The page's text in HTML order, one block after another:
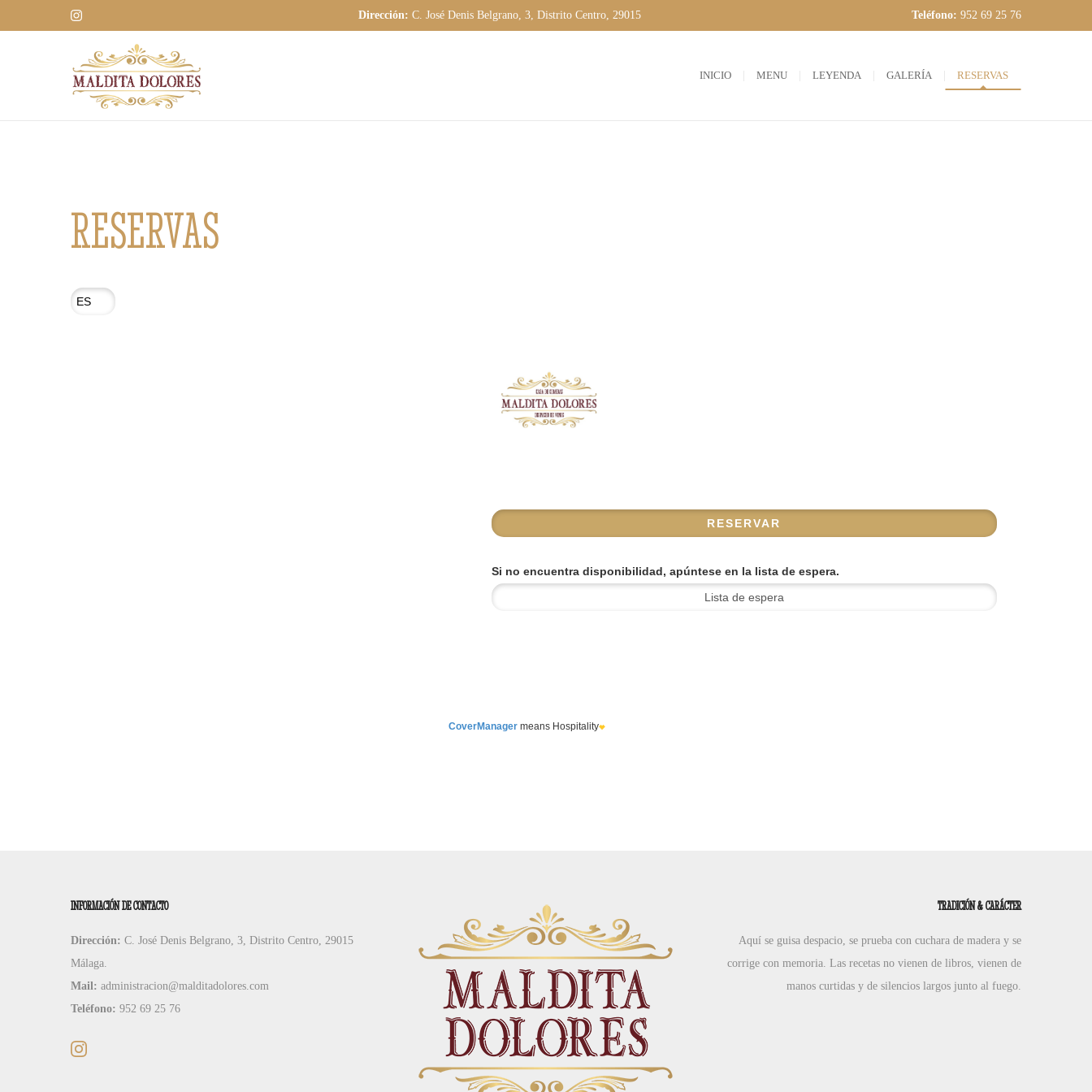
Dirección: C. José Denis Belgrano, 3, Distrito Centro, 29015 Teléfono: 952 69 25 76
INICIO MENU LEYENDA GALERÍA RESERVAS
RESERVAS
INFORMACIÓN DE CONTACTO
Dirección: C. José Denis Belgrano, 3, Distrito Centro, 29015
Málaga.
Mail: administracion@malditadolores.com
Teléfono: 952 69 25 76
TRADICIÓN & CARÁCTER
Aquí se guisa despacio, se prueba con cuchara de madera y se
corrige con memoria. Las recetas no vienen de libros, vienen de
manos curtidas y de silencios largos junto al fuego.